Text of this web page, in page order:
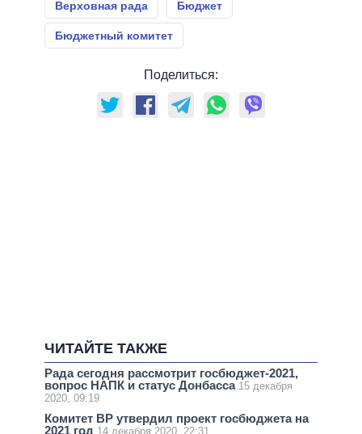
Верховная рада Бюджет
Бюджетный комитет
Поделиться:
ЧИТАЙТЕ ТАКЖЕ
Рада сегодня рассмотрит госбюджет-2021,
вопрос НАПК и статус Донбасса 15 декабря
2020, 09:19
Комитет ВР утвердил проект госбюджета на
2021 год 14 декабря 2020, 22:31